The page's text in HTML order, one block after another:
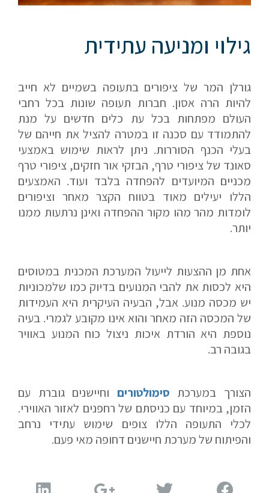
גילוי ומניעה עתידית
גורלן המר של ציפורים בתעופה בשמיים לא חייב
להיות הרה אסון. חברות תעופה שונות בכל רחבי
העולם מפתחות בכל עת כלים חדשים על מנת
להתמודד עם סכנה זו במטרה להציל את חייהם של
בעלי הכנף הסוררות. ניתן לראות שימוש באמצעי
סאונד של ציפורי טרף, הבזקי אור חזקים, ציפורי טרף
מכניים המיועדים להפחדה בלבד ועוד. האמצעים
הללו יעילים מאוד בטווח הקצר מאחר וציפורים
לומדות מהר מהו מקור ההפחדה ואינן נרתעות ממנו
יותר.
אחת מן ההצעות לייעול המערכת המכנית במטוסים
היא לכסות את להבי המנועים בדיוק כמו שלמכוניות
יש מכסה מנוע. אבל, הבעיה העיקרית היא העמידות
של המכסה הזה מאחר והוא אינו מקובע לגמרי. בעיה
נוספת היא הורדת איכות ניצול כוח המנוע באוויר
בגובה רב.
הצורך במערכת סימולטורים וחיישנים גוברת עם
הזמן, במיוחד עם כניסתם של רחפנים לאזור האווירי.
לכלי התעופה הללו צופים שימוש עתידי נרחב
והפיתוח של מערכת חיישנים דחופה מאי פעם.
סימן שאתם מעוניינים
בפרטים נוספים.
נשמח לשוחח אתכם, לענות על כל שאלה
ולעזור לכם להגשים את החלומות שלכם בעולם התעופה.